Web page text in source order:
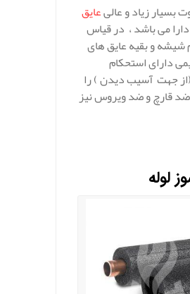
بسیار زیاد و عالیعایق
دارا می باشد ، در قیاس
شیشه و بقیه عایق های
دارای استحکام
جهت آسیب دیدن ) را
ضد قارچ و ضد ویروس نیز
لوله